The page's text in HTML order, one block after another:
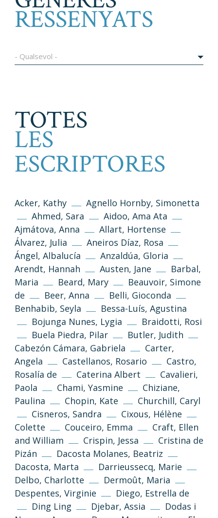
RESSENYATS
- Qualsevol -
TOTES
LES
ESCRIPTORES
Acker, Kathy
Agnello Hornby, Simonetta
Ahmed, Sara
Aidoo, Ama Ata
Ajmátova, Anna
Allart, Hortense
Álvarez, Julia
Aneiros Díaz, Rosa
Ángel, Albalucía
Anzaldúa, Gloria
Arendt, Hannah
Austen, Jane
Barbal,
Maria
Beard, Mary
Beauvoir, Simone
de
Beer, Anna
Belli, Gioconda
Benhabib, Seyla
Bessa-Luís, Agustina
Bojunga Nunes, Lygia
Braidotti, Rosi
Buela Piedra, Pilar
Butler, Judith
Cabezón Cámara, Gabriela
Carter,
Angela
Castellanos, Rosario
Castro,
Rosalía de
Caterina Albert
Cavalieri,
Paola
Chami, Yasmine
Chiziane,
Paulina
Chopin, Kate
Churchill, Caryl
Cisneros, Sandra
Cixous, Hélène
Colette
Couceiro, Emma
Craft, Ellen
and William
Crispin, Jessa
Cristina de
Pizán
Dacosta Molanes, Beatriz
Dacosta, Marta
Darrieussecq, Marie
Delbo, Charlotte
Dermoût, Maria
Despentes, Virginie
Diego, Estrella de
Ding Ling
Djebar, Assia
Dodas i